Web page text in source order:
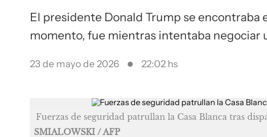
El presidente Donald Trump se encontraba
momento, fue mientras intentaba negociar
23 de mayo de 2026 22:02 hs
Fuerzas de seguridad patrullan la Casa Blanca tras
SMIALOWSKI / AFP